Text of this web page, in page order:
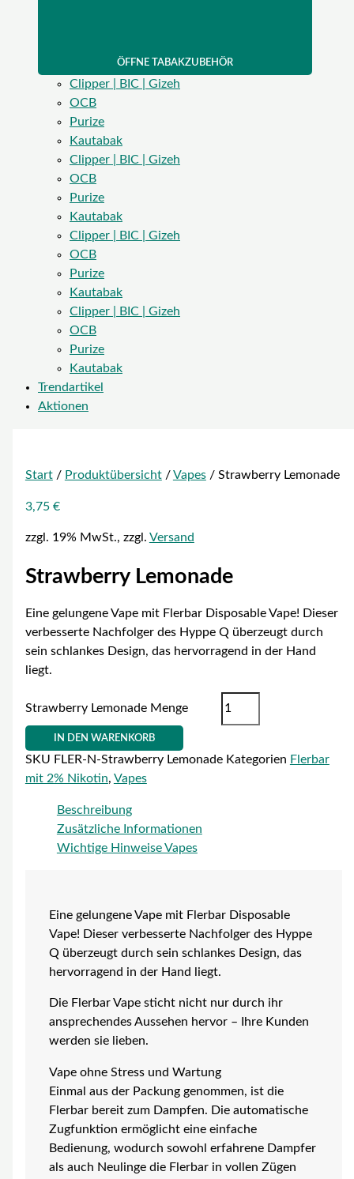
ÖFFNE TABAKZUBEHÖR
Clipper | BIC | Gizeh
OCB
Purize
Kautabak
Clipper | BIC | Gizeh
OCB
Purize
Kautabak
Clipper | BIC | Gizeh
OCB
Purize
Kautabak
Clipper | BIC | Gizeh
OCB
Purize
Kautabak
Trendartikel
Aktionen
Start/ Produktübersicht/ Vapes/ Strawberry Lemonade
3,75 €
zzgl. 19% MwSt., zzgl. Versand
Strawberry Lemonade
Eine gelungene Vape mit Flerbar Disposable Vape! Dieser
verbesserte Nachfolger des Hyppe Q überzeugt durch
sein schlankes Design, das hervorragend in der Hand
liegt.
Strawberry Lemonade Menge
IN DEN WARENKORB
SKU FLER-N-Strawberry Lemonade Kategorien Flerbar
mit 2% Nikotin, Vapes
Beschreibung
Zusätzliche Informationen
Wichtige Hinweise Vapes
Eine gelungene Vape mit Flerbar Disposable
Vape! Dieser verbesserte Nachfolger des Hyppe
Q überzeugt durch sein schlankes Design, das
hervorragend in der Hand liegt.
Die Flerbar Vape sticht nicht nur durch ihr
ansprechendes Aussehen hervor – Ihre Kunden
werden sie lieben.
Vape ohne Stress und Wartung
Einmal aus der Packung genommen, ist die
Flerbar bereit zum Dampfen. Die automatische
Zugfunktion ermöglicht eine einfache
Bedienung, wodurch sowohl erfahrene Dampfer
als auch Neulinge die Flerbar in vollen Zügen